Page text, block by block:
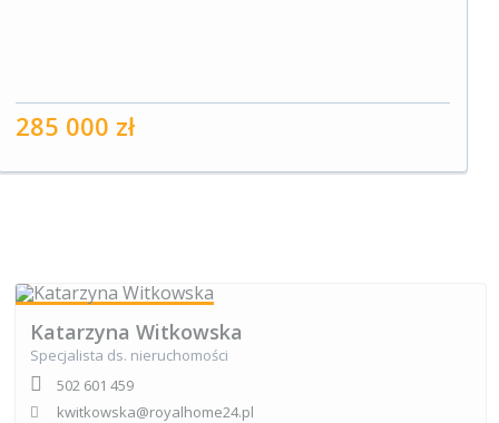
285 000 zł
Katarzyna Witkowska
Specjalista ds. nieruchomości
502 601 459
kwitkowska@royalhome24.pl